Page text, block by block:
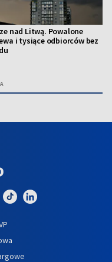
nad Litwą. Powalone
i tysiące odbiorców bez